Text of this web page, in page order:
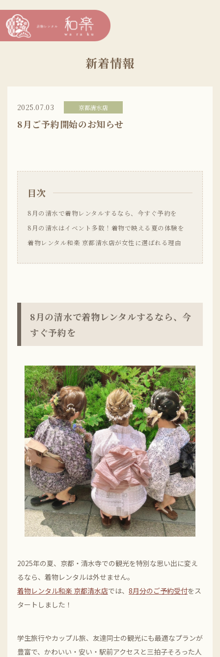
新着情報
2025.07.03 京都清水店
8月ご予約開始のお知らせ
目次
8月の清水で着物レンタルするなら、今すぐ予約を
8月の清水はイベント多数！着物で映える夏の体験を
着物レンタル和楽 京都清水店が女性に選ばれる理由
8月の清水で着物レンタルするなら、今
すぐ予約を
2025年の夏、京都・清水寺での観光を特別な思い出に変え
るなら、着物レンタルは外せません。
着物レンタル和楽 京都清水店では、 8月分のご予約受付をス
タートしました！
学生旅行やカップル旅、友達同士の観光にも最適なプランが
豊富で、かわいい・安い・駅前アクセスと三拍子そろった人